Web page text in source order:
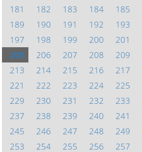
181
182 183 184 185
189
190 191 192 193
197
198 199 200 201
205
206 207 208 209
213
214 215 216 217
221
222 223 224 225
229
230 231 232 233
237
238 239 240 241
245
246 247 248 249
253
254 255 256 257